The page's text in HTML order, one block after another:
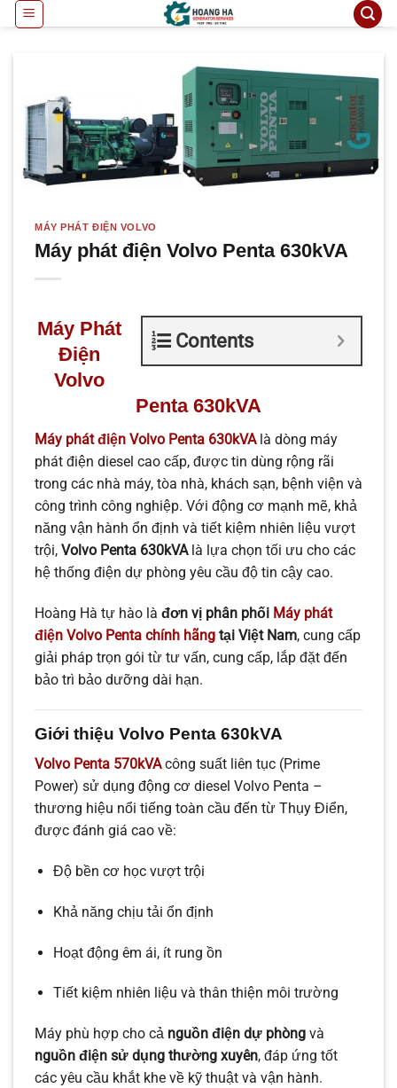
qua
MÁY PHÁT ĐIỆN VOLVO
Máy phát điện Volvo Penta 630kVA
Contents
Máy Phát
Điện
Volvo
Penta 630kVA
Máy phát điện Volvo Penta 630kVAlà dòng máy
phát điện diesel cao cấp, được tin dùng rộng rãi
trong các nhà máy, tòa nhà, khách sạn, bệnh viện và
công trình công nghiệp. Với động cơ mạnh mẽ, khả
năng vận hành ổn định và tiết kiệm nhiên liệu vượt
trội, Volvo Penta 630kVAlà lựa chọn tối ưu cho các
hệ thống điện dự phòng yêu cầu độ tin cậy cao.
Hoàng Hà tự hào là đơn vị phân phối Máy phát
điện Volvo Penta chính hãng tại Việt Nam, cung cấp
giải pháp trọn gói từ tư vấn, cung cấp, lắp đặt đến
bảo trì bảo dưỡng dài hạn.
Giới thiệu Volvo Penta 630kVA
Volvo Penta 570kVAcông suất liên tục (Prime
Power) sử dụng động cơ diesel Volvo Penta –
thương hiệu nổi tiếng toàn cầu đến từ Thụy Điển,
được đánh giá cao về:
Độ bền cơ học vượt trội
Khả năng chịu tải ổn định
Hoạt động êm ái, ít rung ồn
Tiết kiệm nhiên liệu và thân thiện môi trường
Máy phù hợp cho cả nguồn điện dự phòng và
nguồn điện sử dụng thường xuyên, đáp ứng tốt
các yêu cầu khắt khe về kỹ thuật và vận hành.